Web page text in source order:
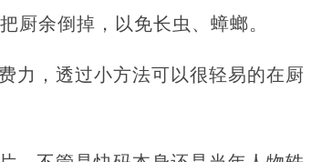
厨余倒掉，以免长虫、蟑螂。
力，透过小方法可以很轻易的在厨